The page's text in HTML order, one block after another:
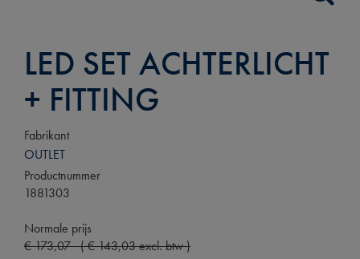
LED SET ACHTERLICHT
+ FITTING
Fabrikant
OUTLET
Productnummer
1881303
Normale prijs
€173,07 (€143,03excl. btw)